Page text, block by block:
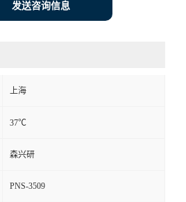
发送咨询信息
上海
37℃
森兴研
PNS-3509